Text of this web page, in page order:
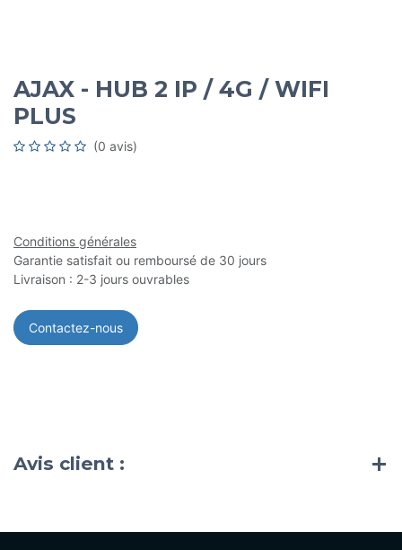
AJAX - HUB 2 IP / 4G / WIFI
PLUS
(0 avis)
Conditions générales
Garantie satisfait ou remboursé de 30 jours
Livraison : 2-3 jours ouvrables
Contactez-nous
Avis client :